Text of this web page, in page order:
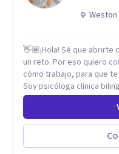
en nuestra forma de sentir,
es ofrecer un espacio de
de la psicología con un
ayudar a mis clientes a
fortalecer sus recursos
estrategias de
resiliencia y bienestar. Creo profundamente en la
autoconciencia como un
transformación personal
auténtica y significativa.
Emocional.
Weston
👋🏽¡Hola! Sé que
un reto. Por eso quiero
cómo trabajo, para que
Soy psicóloga clínica
experiencia. He dictado
ejercido como profesora
vivido en varios países y
significa ser migrante,
nuevo.